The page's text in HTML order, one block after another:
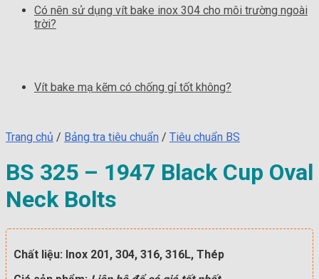
Có nên sử dụng vít bake inox 304 cho môi trường ngoài
trời?
Vít bake mạ kẽm có chống gỉ tốt không?
Trang chủ / Bảng tra tiêu chuẩn / Tiêu chuẩn BS
BS 325 – 1947 Black Cup Oval
Neck Bolts
Chất liệu: Inox 201, 304, 316, 316L, Thép